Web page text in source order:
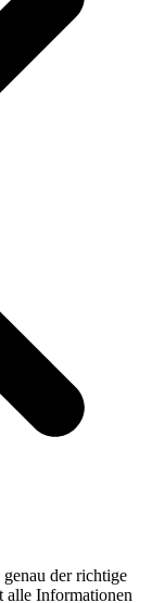
der richtige
alle Informationen